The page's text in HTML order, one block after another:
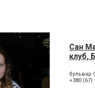
Сан
клуб,
бульвар
+380 (67)